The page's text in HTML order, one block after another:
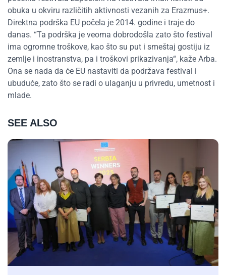
obuka u okviru različitih aktivnosti vezanih za Erazmus+.
Direktna podrška EU počela je 2014. godine i traje do
danas. “Ta podrška je veoma dobrodošla zato što festival
ima ogromne troškove, kao što su put i smeštaj gostiju iz
zemlje i inostranstva, pa i troškovi prikazivanja“, kaže Arba.
Ona se nada da će EU nastaviti da podržava festival i
ubuduće, zato što se radi o ulaganju u privredu, umetnost i
mlade.
SEE ALSO